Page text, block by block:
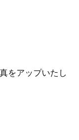
をアップいたし